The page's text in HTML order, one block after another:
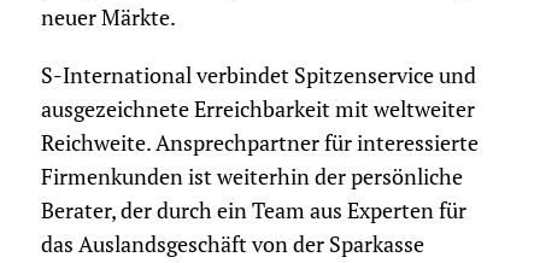
neuer Märkte.
S-International verbindet Spitzenservice und
ausgezeichnete Erreichbarkeit mit weltweiter
Reichweite. Ansprechpartner für interessierte
Firmenkunden ist weiterhin der persönliche
Berater, der durch ein Team aus Experten für
das Auslandsgeschäft von der Sparkasse